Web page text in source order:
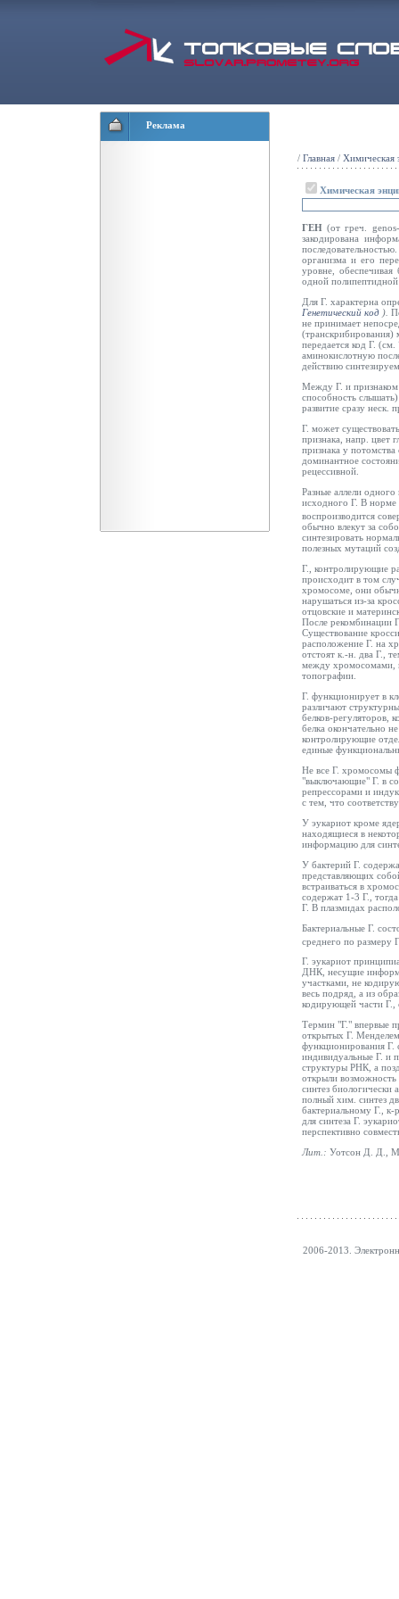
Реклама
/ Главная / Химическая
Химическая
ГЕН (от греч.
закодирована
организма и его
уровне,
одной полипептидной
Для Г. характерна
Генетический код ).
не принимает
передается код Г. (см.
аминокислотную
действию
Между Г. и признаком
способность
развитие сразу неск.
Г. может
признака, напр. цвет
признака у потомства
доминантное
рецессивной.
Разные аллели
исходного Г. В норме
воспроизводится
обычно влекут за
синтезировать
полезных мутаций
Г., контролирующие
происходит в том
хромосоме, они
нарушаться из-за
отцовские и
После рекомбинации
Существование
расположение Г. на
отстоят к.-н. два Г.,
между хромосомами,
топографии.
Г. функционирует в
различают
белков-регуляторов,
белка окончательно
контролирующие
единые
Не все Г. хромосомы
"выключающие" Г. в
репрессорами и
с тем, что
У эукариот кроме
находящиеся в
информацию для
У бактерий Г.
представляющих
встраиваться в
содержат 1-3 Г.,
Г. В плазмидах
Бактериальные Г.
среднего по размеру
Г. эукариот
ДНК, несущие
участками, не
весь подряд, а из
кодирующей части Г.,
Термин "Г." впервые
открытых Г.
функционирования Г.
индивидуальные Г. и
структуры РНК, а
открыли
синтез
полный хим. синтез
бактериальному Г.,
для синтеза Г.
перспективно
Лит.: Уотсон Д. Д.,
2006-2013.